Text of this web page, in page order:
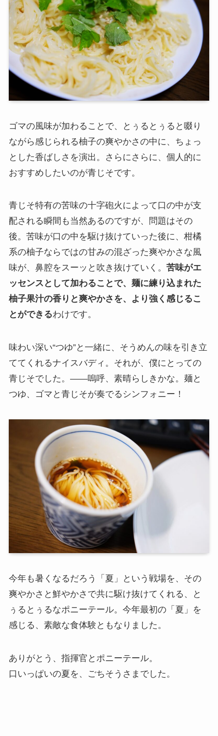
ゴマの風味が加わることで、とぅるとぅると啜り
ながら感じられる柚子の爽やかさの中に、ちょっ
とした香ばしさを演出。さらにさらに、個人的に
おすすめしたいのが青じそです。
青じそ特有の苦味の十字砲火によって口の中が支
配される瞬間も当然あるのですが、問題はその
後。苦味が口の中を駆け抜けていった後に、柑橘
系の柚子ならではの甘みの混ざった爽やかさな風
味が、鼻腔をスーッと吹き抜けていく。 苦味がエ
ッセンスとして加わることで、麺に練り込まれた
柚子果汁の香りと爽やかさを、より強く感じるこ
とができるわけです。
味わい深い“つゆ”と一緒に、そうめんの味を引き立
ててくれるナイスバディ。それが、僕にとっての
青じそでした。――嗚呼、素晴らしきかな。麺と
つゆ、ゴマと青じそが奏でるシンフォニー！
今年も暑くなるだろう「夏」という戦場を、その
爽やかさと鮮やかさで共に駆け抜けてくれる、と
ぅるとぅるなポニーテール。今年最初の「夏」を
感じる、素敵な食体験ともなりました。
ありがとう、指揮官とポニーテール。
口いっぱいの夏を、ごちそうさまでした。